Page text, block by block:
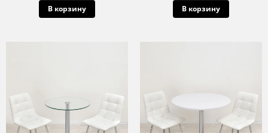
В корзину В корзину